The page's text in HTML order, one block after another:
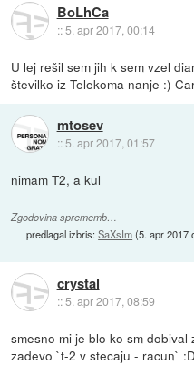
BoLhCa
::5. apr 2017, 00:14
U lej rešil sem jih k sem vzel
številko iz Telekoma nanje :)
mtosev
:: 5. apr 2017, 01:57
nimam T2, a kul
Zgodovina sprememb…
predlagal izbris:SaXsIm(5. apr 2017
crystal
::5. apr 2017, 08:59
smesno mi je blo ko sm
zadevo `t-2 v stecaju - racun` :D